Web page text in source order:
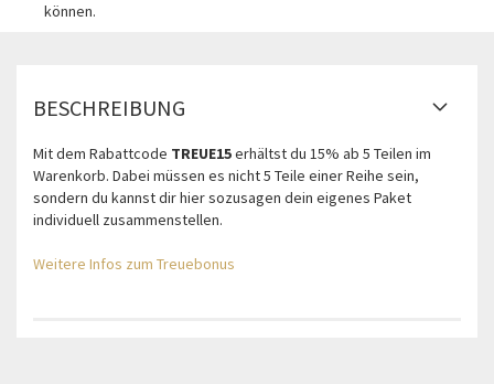
können.
BESCHREIBUNG
Mit dem Rabattcode TREUE15erhältst du 15% ab 5 Teilen im
Warenkorb. Dabei müssen es nicht 5 Teile einer Reihe sein,
sondern du kannst dir hier sozusagen dein eigenes Paket
individuell zusammenstellen.
Weitere Infos zum Treuebonus